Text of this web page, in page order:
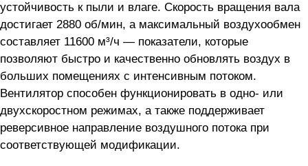
устойчивость к пыли и влаге. Скорость вращения вала
достигает 2880 об/мин, а максимальный воздухообмен
составляет 11600 м³/ч — показатели, которые
позволяют быстро и качественно обновлять воздух в
больших помещениях с интенсивным потоком.
Вентилятор способен функционировать в одно- или
двухскоростном режимах, а также поддерживает
реверсивное направление воздушного потока при
соответствующей модификации.